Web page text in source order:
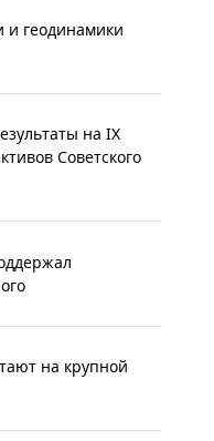
и геодинамики
на IX
Советского
на крупной